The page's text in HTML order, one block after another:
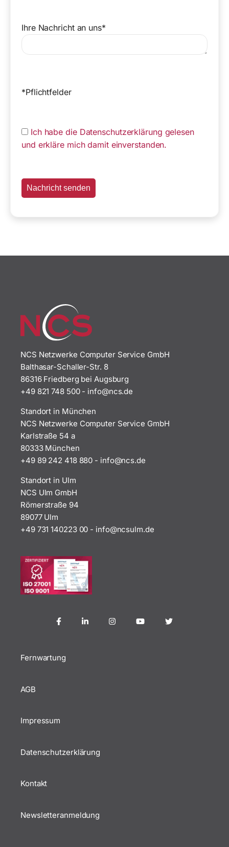
Ihre Nachricht an uns*
*Pflichtfelder
Ich habe die Datenschutzerklärung gelesen
und erkläre mich damit einverstanden.
NCS Netzwerke Computer Service GmbH
Balthasar-Schaller-Str. 8
86316 Friedberg bei Augsburg
+49 821 748 500- ed.sc
n@ofn
i
Standort in München
NCS Netzwerke Computer Service GmbH
Karlstraße 54 a
80333 München
+49 89 242 418 880 - ed.sc
n@ofn
i
Standort in Ulm
NCS Ulm GmbH
Römerstraße 94
89077 Ulm
+49 731 140223 00 - ed.ml
uscn@
ofni
Fernwartung
AGB
Impressum
Datenschutzerklärung
Kontakt
Newsletteranmeldung